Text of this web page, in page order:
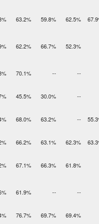
63.2% 59.8% 62.5%
62.2% 66.7% 52.3%
70.1% -- --
45.5% 30.0% --
68.0% 63.2% --
66.2% 63.1% 62.3%
67.1% 66.3% 61.8%
61.9% -- --
76.7% 69.7% 69.4%